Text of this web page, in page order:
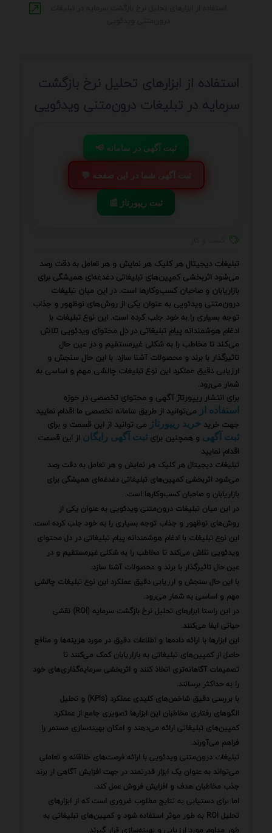
استفاده از ابزارهای تحلیل نرخ بازگشت
سرمایه در تبلیغات درون‌متنی ویدئویی
📢 ثبت آگهی در سامانه
💬 ثبت آگهی شما در این صفحه
📰 ثبت ریپورتاژ
تبلیغات دیجیتال هر کلیک هر نمایش و هر تعامل به دقت رصد
می‌شود اثربخشی کمپین‌های تبلیغاتی دغدغه‌ای همیشگی برای
بازاریابان و صاحبان کسب‌وکارها است. در این میان تبلیغات
درون‌متنی ویدئویی به عنوان یکی از روش‌های نوظهور و جذاب
توجه بسیاری را به خود جلب کرده است. این نوع تبلیغات با
ادغام هوشمندانه پیام تبلیغاتی در دل محتوای ویدئویی تلاش
می‌کند تا مخاطب را به شکلی غیرمستقیم و در عین حال
تاثیرگذار با برند و محصولات آشنا سازد. با این حال سنجش و
ارزیابی دقیق عملکرد این نوع تبلیغات چالشی مهم و اساسی به
شمار می‌رود.
برای انتشار ریپورتاژ آگهی و محتوای تخصصی در حوزه
استفاده از می‌توانید از طریق سامانه تخصصی ما اقدام نمایید
جهت خرید خرید ریپورتاژ می توانید از این قسمت و برای
ثبت آگهی و همچنین برای ثبت آگهی رایگان از این قسمت
اقدام نمایید
تبلیغات دیجیتال هر کلیک هر نمایش و هر تعامل به دقت رصد
می‌شود اثربخشی کمپین‌های تبلیغاتی دغدغه‌ای همیشگی برای
بازاریابان و صاحبان کسب‌وکارها است.
در این میان تبلیغات درون‌متنی ویدئویی به عنوان یکی از
روش‌های نوظهور و جذاب توجه بسیاری را به خود جلب کرده است.
این نوع تبلیغات با ادغام هوشمندانه پیام تبلیغاتی در دل محتوای
ویدئویی تلاش می‌کند تا مخاطب را به شکلی غیرمستقیم و در
عین حال تاثیرگذار با برند و محصولات آشنا سازد.
با این حال سنجش و ارزیابی دقیق عملکرد این نوع تبلیغات چالشی
مهم و اساسی به شمار می‌رود.
در این راستا ابزارهای تحلیل نرخ بازگشت سرمایه (ROI) نقشی
حیاتی ایفا می‌کنند.
این ابزارها با ارائه داده‌ها و اطلاعات دقیق در مورد هزینه‌ها و منافع
حاصل از کمپین‌های تبلیغاتی به بازاریابان کمک می‌کنند تا
تصمیمات آگاهانه‌تری اتخاذ کنند و اثربخشی سرمایه‌گذاری‌های خود
را به حداکثر برسانند.
با بررسی دقیق شاخص‌های کلیدی عملکرد (KPIs) و تحلیل
الگوهای رفتاری مخاطبان این ابزارها تصویری جامع از عملکرد
کمپین‌های تبلیغاتی ارائه می‌دهند و امکان بهینه‌سازی مستمر را
فراهم می‌آورند.
تبلیغات درون‌متنی ویدئویی با ارائه فرصت‌های خلاقانه و تعاملی
می‌تواند به عنوان یک ابزار قدرتمند در جهت افزایش آگاهی از برند
جذب مخاطبان هدف و افزایش فروش عمل کند.
اما برای دستیابی به نتایج مطلوب ضروری است که از ابزارهای
تحلیل ROI به طور موثر استفاده شود و کمپین‌های تبلیغاتی به
طور مداوم مورد ارزیابی و بهینه‌سازی قرار گیرند.